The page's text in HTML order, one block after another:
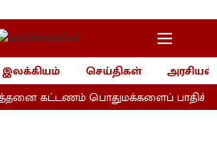
இலக்கியம் செய்திகள்
அரசியல்
கட்டணம் பொதுமக்களைப்